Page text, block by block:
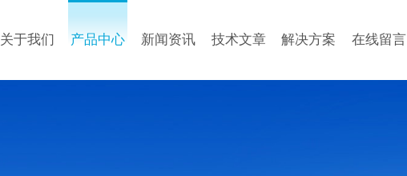
关于我们 产品中心 新闻资讯 技术文章 解决方案 在线留言